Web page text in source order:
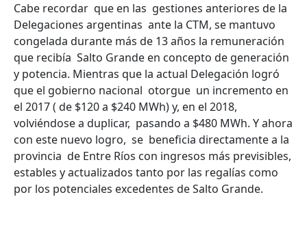
Cabe recordar que en las gestiones anteriores de la
Delegaciones argentinas ante la CTM, se mantuvo
congelada durante más de 13 años la remuneración
que recibía Salto Grande en concepto de generación
y potencia. Mientras que la actual Delegación logró
que el gobierno nacional otorgue un incremento en
el 2017 ( de $120 a $240 MWh) y, en el 2018,
volviéndose a duplicar, pasando a $480 MWh. Y ahora
con este nuevo logro, se beneficia directamente a la
provincia de Entre Ríos con ingresos más previsibles,
estables y actualizados tanto por las regalías como
por los potenciales excedentes de Salto Grande.